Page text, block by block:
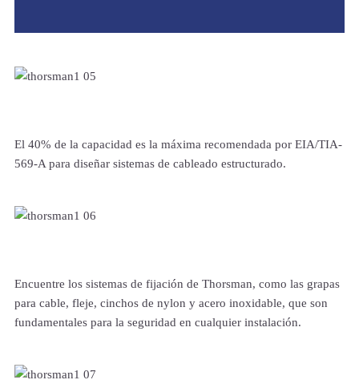
El 40% de la capacidad es la máxima recomendada por EIA/TIA-
569-A para diseñar sistemas de cableado estructurado.
Encuentre los sistemas de fijación de Thorsman, como las grapas
para cable, fleje, cinchos de nylon y acero inoxidable, que son
fundamentales para la seguridad en cualquier instalación.